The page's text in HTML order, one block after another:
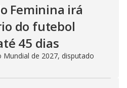
Feminina irá
do futebol
45 dias
Mundial de 2027, disputado